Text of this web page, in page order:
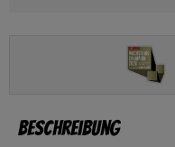
Beschreibung